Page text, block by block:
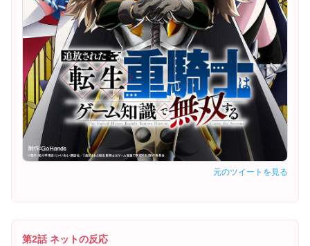
元のツイートを見る
第2話 ネットの反応